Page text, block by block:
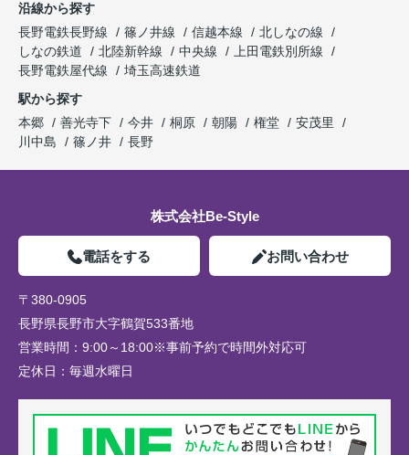
沿線から探す
長野電鉄長野線
篠ノ井線 信越本線
北しなの線
しなの鉄道
北陸新幹線 中央線
上田電鉄別所線
長野電鉄屋代線
埼玉高速鉄道
駅から探す
本郷
善光寺下 今井 桐原 朝陽 権堂
安茂里
川中島
篠ノ井 長野
株式会社Be-Style
電話をする お問い合わせ
〒380-0905
長野県長野市大字鶴賀533番地
営業時間： 9:00～18:00※事前予約で時間外対応可
定休日： 毎週水曜日